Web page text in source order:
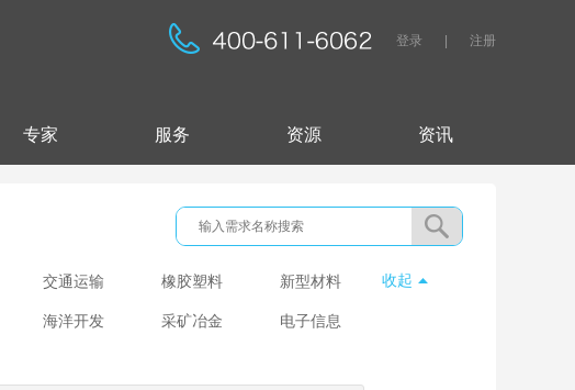
登录 注册
专家 服务 资源 资讯
收起
交通运输 橡胶塑料 新型材料
海洋开发 采矿冶金 电子信息